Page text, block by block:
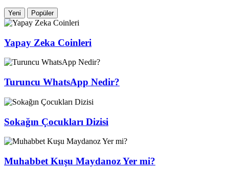
Yeni Popüler
Yapay Zeka Coinleri
Turuncu WhatsApp Nedir?
Sokağın Çocukları Dizisi
Muhabbet Kuşu Maydanoz Yer mi?